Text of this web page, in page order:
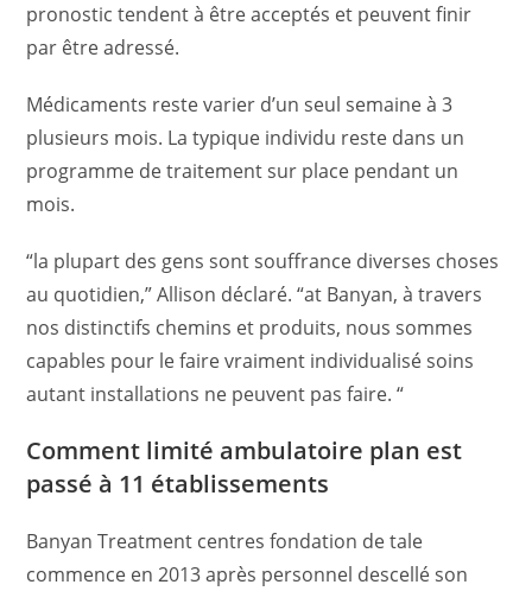
pronostic tendent à être acceptés et peuvent finir
par être adressé.
Médicaments reste varier d’un seul semaine à 3
plusieurs mois. La typique individu reste dans un
programme de traitement sur place pendant un
mois.
“la plupart des gens sont souffrance diverses choses
au quotidien,” Allison déclaré. “at Banyan, à travers
nos distinctifs chemins et produits, nous sommes
capables pour le faire vraiment individualisé soins
autant installations ne peuvent pas faire. “
Comment limité ambulatoire plan est
passé à 11 établissements
Banyan Treatment centres fondation de tale
commence en 2013 après personnel descellé son